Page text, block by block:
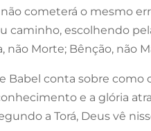
cometerá o mesmo
caminho, escolhendo
não Morte; Bênção, não
Babel conta sobre
e a glória
a Torá, Deus vê